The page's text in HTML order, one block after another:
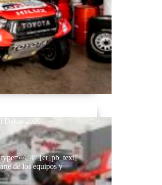
Dakar 2020
de los equipos y